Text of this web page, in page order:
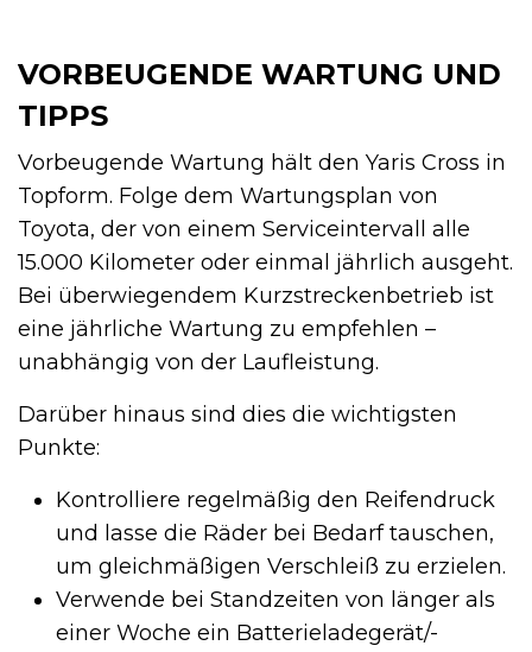
VORBEUGENDE WARTUNG UND
TIPPS
Vorbeugende Wartung hält den Yaris Cross in
Topform. Folge dem Wartungsplan von
Toyota, der von einem Serviceintervall alle
15.000 Kilometer oder einmal jährlich ausgeht.
Bei überwiegendem Kurzstreckenbetrieb ist
eine jährliche Wartung zu empfehlen –
unabhängig von der Laufleistung.
Darüber hinaus sind dies die wichtigsten
Punkte:
Kontrolliere regelmäßig den Reifendruck
und lasse die Räder bei Bedarf tauschen,
um gleichmäßigen Verschleiß zu erzielen.
Verwende bei Standzeiten von länger als
einer Woche ein Batterieladegerät/-